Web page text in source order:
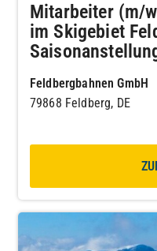
Mitarbeiter (m/
im Skigebiet
Feldbergbahnen GmbH
79868 Feldberg, DE